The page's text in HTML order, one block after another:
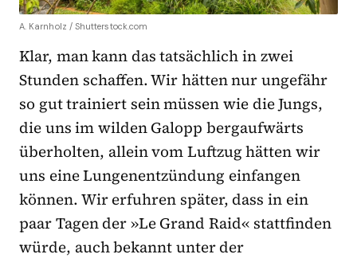
A. Karnholz / Shutterstock.com
Klar, man kann das tatsächlich in zwei
Stunden schaffen. Wir hätten nur ungefähr
so gut trainiert sein müssen wie die Jungs,
die uns im wilden Galopp bergaufwärts
überholten, allein vom Luftzug hätten wir
uns eine Lungenentzündung einfangen
können. Wir erfuhren später, dass in ein
paar Tagen der »Le Grand Raid« stattfinden
würde, auch bekannt unter der